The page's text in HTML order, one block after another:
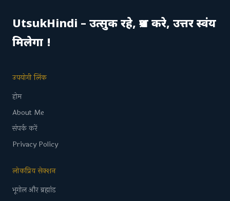
UtsukHindi – उत्सुक रहे, प्रश्न करे, उत्तर स्वंय
मिलेगा !
उपयोगी लिंक
होम
About Me
संपर्क करें
Privacy Policy
लोकप्रिय सेक्शन
भूगोल और ब्रह्मांड